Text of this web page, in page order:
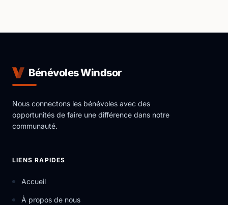
Bénévoles Windsor
Nous connectons les bénévoles avec des
opportunités de faire une différence dans notre
communauté.
LIENS RAPIDES
Accueil
À propos de nous